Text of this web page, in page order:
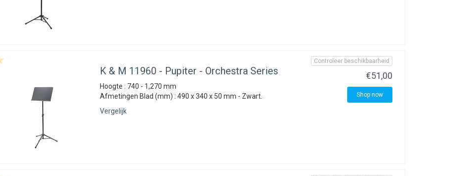
K & M 11960 - Pupiter - Orchestra Series
Hoogte : 740 - 1,270 mm
Afmetingen Blad (mm) : 490 x 340 x 50 mm - Zwart.
Vergelijk
Controleer beschikbaarheid
€51,00
Shop now